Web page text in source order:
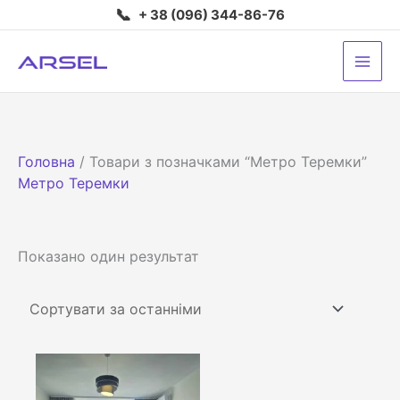
до
вмісту
📞 + 38 (096) 344-86-76
Головна / Товари з позначками “Метро Теремки”
Метро Теремки
Показано один результат